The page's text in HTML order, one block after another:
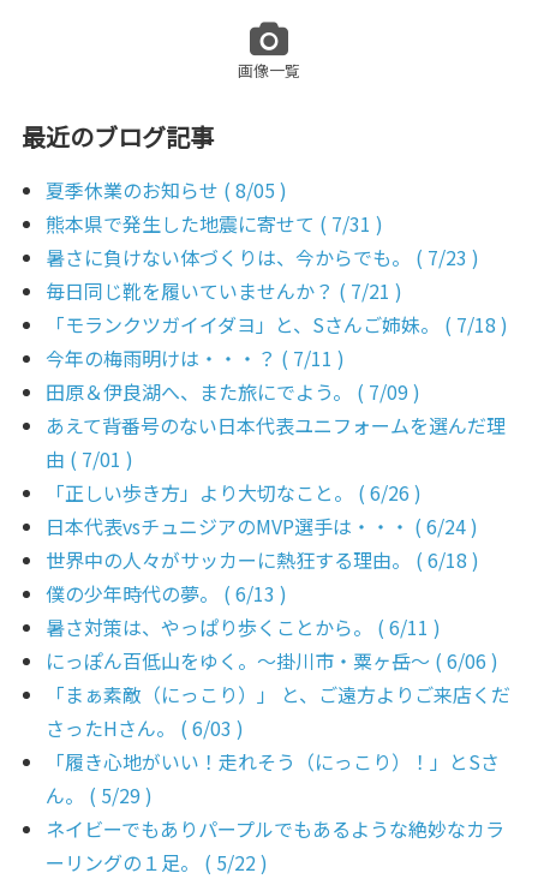
画像一覧
最近のブログ記事
夏季休業のお知らせ ( 8/05 )
熊本県で発生した地震に寄せて ( 7/31 )
暑さに負けない体づくりは、今からでも。 ( 7/23 )
毎日同じ靴を履いていませんか？ ( 7/21 )
「モランクツガイイダヨ」と、Sさんご姉妹。 ( 7/18 )
今年の梅雨明けは・・・？ ( 7/11 )
田原＆伊良湖へ、また旅にでよう。 ( 7/09 )
あえて背番号のない日本代表ユニフォームを選んだ理
由 ( 7/01 )
「正しい歩き方」より大切なこと。 ( 6/26 )
日本代表vsチュニジアのMVP選手は・・・ ( 6/24 )
世界中の人々がサッカーに熱狂する理由。 ( 6/18 )
僕の少年時代の夢。 ( 6/13 )
暑さ対策は、やっぱり歩くことから。 ( 6/11 )
にっぽん百低山をゆく。〜掛川市・粟ヶ岳〜 ( 6/06 )
「まぁ素敵（にっこり）」 と、ご遠方よりご来店くだ
さったHさん。 ( 6/03 )
「履き心地がいい！走れそう（にっこり）！」とSさ
ん。 ( 5/29 )
ネイビーでもありパープルでもあるような絶妙なカラ
ーリングの１足。 ( 5/22 )